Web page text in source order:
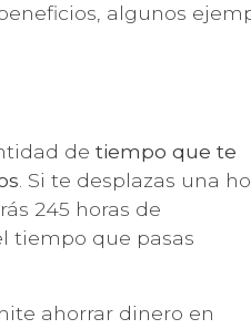
algunos
detiempo que te
. Si te desplazas una
245 horas de
tiempo que pasas
ahorrar dinero en